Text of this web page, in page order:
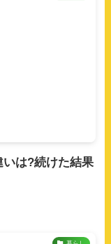
は?続けた結果